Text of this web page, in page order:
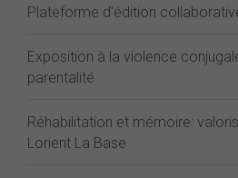
Plateforme d'édition
Exposition à la violence
parentalité
Réhabilitation et mémoire:
Lorient La Base